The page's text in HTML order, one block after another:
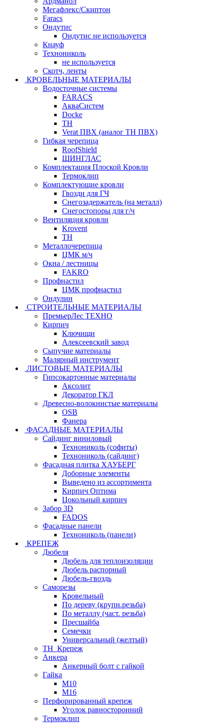
Мегафлекс/Скиптон
Faracs
Ондутис
Ондутис не используется
Кнауф
Технониколь
не используется
Скотч, ленты
КРОВЕЛЬНЫЕ МАТЕРИАЛЫ
Водосточные системы
FARACS
АкваСистем
Docke
ТН
Verat ПВХ (аналог ТН ПВХ)
Гибкая черепица
RoofShield
ШИНГЛАС
Комплектация Плоской Кровли
Термоклип
Комплектующие кровли
Гвозди для ГЧ
Снегозадержатель (на металл)
Снегостопоры для г/ч
Вентиляция кровли
Krovent
ТН
Металлочерепица
ЦМК м/ч
Окна / лестницы
FAKRO
Профнастил
ЦМК профнастил
Ондулин
СТРОИТЕЛЬНЫЕ МАТЕРИАЛЫ
ПремьерЛес ТЕХНО
Кирпич
Ключищи
Алексеевский завод
Сыпучие материалы
Малярный инструмент
ЛИСТОВЫЕ МАТЕРИАЛЫ
Гипсокартонные материалы
Аксолит
Декоратор ГКЛ
Древесно-волокнистые материалы
OSB
Фанера
ФАСАДНЫЕ МАТЕРИАЛЫ
Сайдинг виниловый
Технониколь (софиты)
Технониколь (сайдинг)
Фасадная плитка ХАУБЕРГ
Доборные элементы
Выведено из ассортимента
Кирпич Оптима
Цокольный кирпич
Забор 3D
FADOS
Фасадные панели
Технониколь (панели)
КРЕПЕЖ
Дюбеля
Дюбель для теплоизоляции
Дюбель распорный
Дюбель-гвоздь
Саморезы
Кровельный
По дереву (крупн.резьба)
По металлу (част. резьба)
Пресшайба
Семечки
Универсальный (желтый)
ТН_Крепеж
Анкера
Анкерный болт с гайкой
Гайка
М10
М16
Перфорированный крепеж
Уголок равносторонний
Термоклип